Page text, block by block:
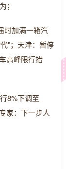
；
时加满一箱汽
"；天津：暂停
高峰限行措
8%下调至
家：下一步人